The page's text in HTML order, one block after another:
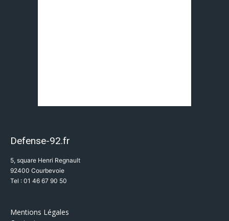
Defense-92.fr
5, square Henri Regnault
92400 Courbevoie
Tel : 01 46 67 90 50
Mentions Légales